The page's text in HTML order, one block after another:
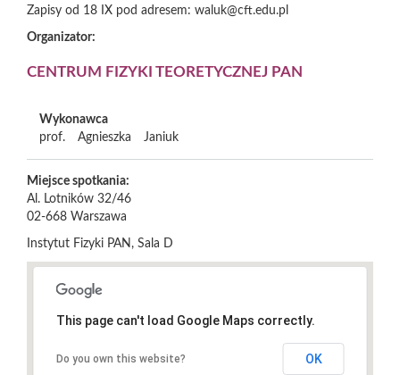
Zapisy od 18 IX pod adresem: waluk@cft.edu.pl
Organizator:
CENTRUM FIZYKI TEORETYCZNEJ PAN
Wykonawca
prof.
Agnieszka Janiuk
Miejsce spotkania:
Al. Lotników 32/46
02-668 Warszawa
Instytut Fizyki PAN, Sala D
This page can't load Google Maps correctly.
Do you own this website? OK